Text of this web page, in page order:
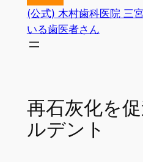
(公式) 木村歯科医院 三
いる歯医者さん
再石灰化を
ルデント